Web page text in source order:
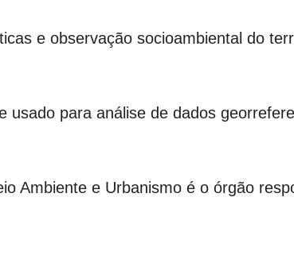
e observação socioambiental do
para análise de dados
Ambiente e Urbanismo é o órgão